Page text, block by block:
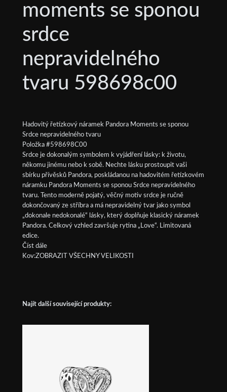
moments se sponou
srdce
nepravidelného
tvaru 598698c00
Hadovitý řetízkový náramek Pandora Moments se sponou
Srdce nepravidelného tvaru
Položka #598698C00
Srdce je dokonalým symbolem k vyjádření lásky: k životu,
někomu jinému nebo k sobě. Nechte lásku prostoupit vaši
sbírku přívěsků Pandora, poskládanou na hadovitém řetízkovém
náramku Pandora Moments se sponou Srdce nepravidelného
tvaru. Tento moderně pojatý, věčný motiv srdce je ručně
dokončovaný ze stříbra a má nepravidelný tvar jako symbol
„dokonale nedokonalé“ lásky, který doplňuje klasický náramek
Pandora. Celkový vzhled završuje rytina „Love“. Limitovaná
edice.
Číst dále
Kov:ZOBRAZIT VŠECHNY VELIKOSTI
Najít další související produkty: